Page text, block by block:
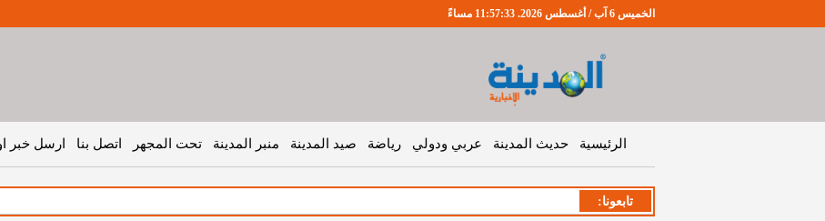
الخميس 6 آب / أغسطس 2026. 11:57:34 مساءً
الرئيسية حديث المدينة عربي ودولي رياضة صيد المدينة منبر المدينة تحت المجهر اتصل بنا ارسل خبر
تابعونا: